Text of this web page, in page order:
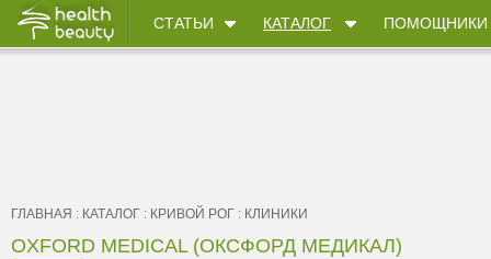
СТАТЬИ КАТАЛОГ ПОМОЩНИКИ
ГЛАВНАЯ : КАТАЛОГ : КРИВОЙ РОГ : КЛИНИКИ
OXFORD MEDICAL (ОКСФОРД МЕДИКАЛ)